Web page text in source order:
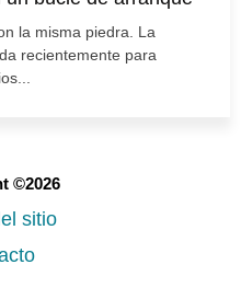
la misma piedra. La
recientemente para
©2026
sitio